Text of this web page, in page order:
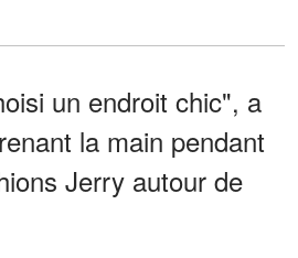
un endroit chic", a
la main pendant
Jerry autour de